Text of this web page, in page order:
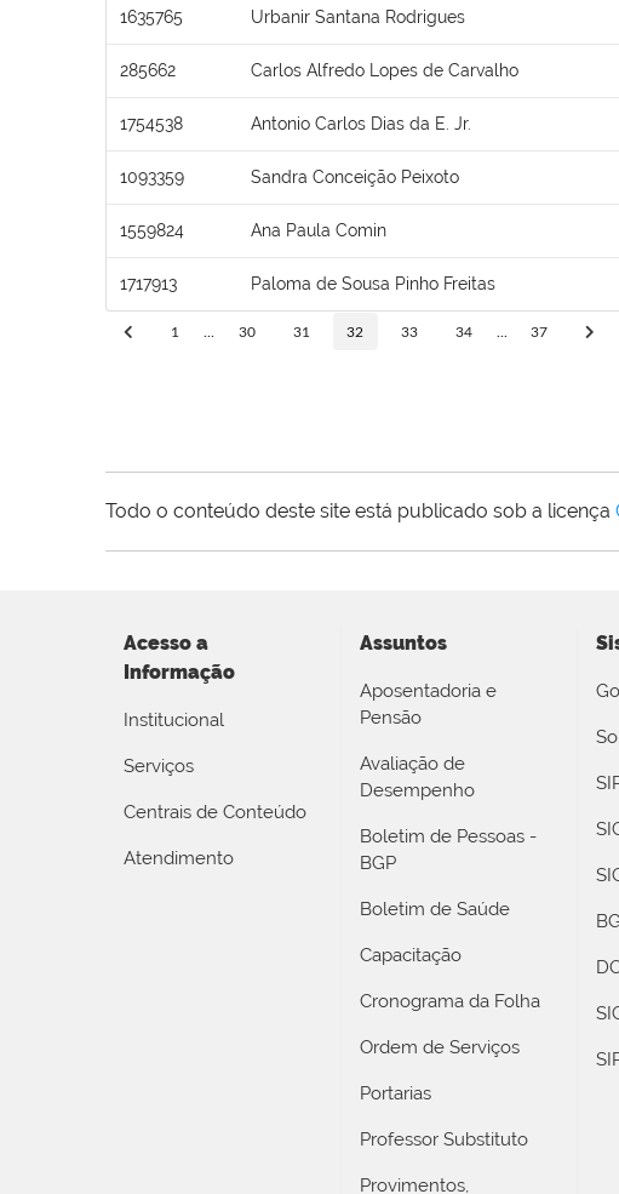
1635765 Urbanir Santana Rodrigues
285662 Carlos Alfredo Lopes de Carvalho
1754538 Antonio Carlos Dias da E. Jr.
1093359 Sandra Conceição Peixoto
1559824 Ana Paula Comin
1717913 Paloma de Sousa Pinho Freitas
1 30 31 32 33 34 37
Todo o conteúdo deste site está publicado sob a licença
Acesso a
Informação
Institucional
Serviços
Centrais de Conteúdo
Atendimento
Assuntos
Aposentadoria e
Pensão
Avaliação de
Desempenho
Boletim de Pessoas -
BGP
Boletim de Saúde
Capacitação
Cronograma da Folha
Ordem de Serviços
Portarias
Professor Substituto
Provimentos,